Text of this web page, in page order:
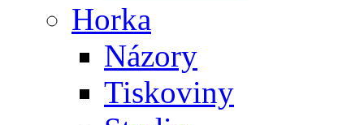
Horka
Názory
Tiskoviny